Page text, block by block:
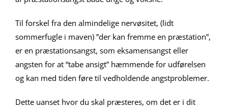
Til forskel fra den almindelige nervøsitet, (lidt
sommerfugle i maven) ”der kan fremme en præstation”,
er en præstationsangst, som eksamensangst eller
angsten for at “tabe ansigt” hæmmende for udførelsen
og kan med tiden føre til vedholdende angstproblemer.
Dette uanset hvor du skal præsteres, om det er i dit